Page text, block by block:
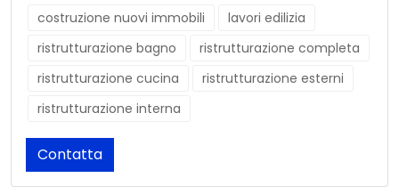
costruzione nuovi immobili
lavori edilizia
ristrutturazione bagno
ristrutturazione completa
ristrutturazione cucina
ristrutturazione esterni
ristrutturazione interna
Contatta